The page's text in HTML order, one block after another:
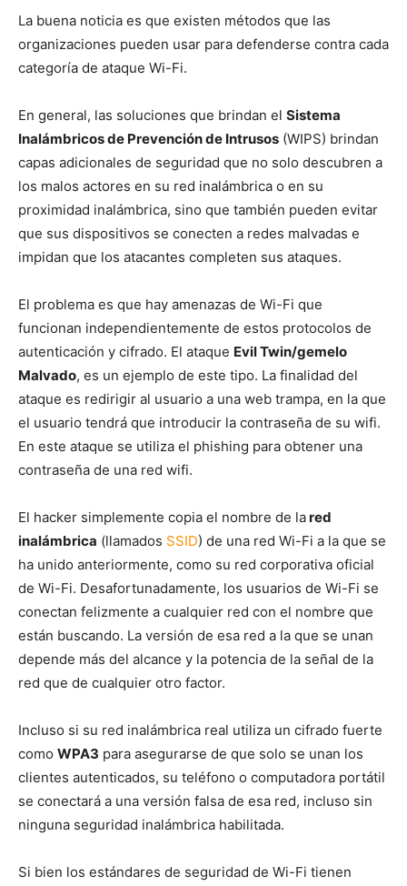
La buena noticia es que existen métodos que las
organizaciones pueden usar para defenderse contra cada
categoría de ataque Wi-Fi.
En general, las soluciones que brindan el Sistema
Inalámbricos de Prevención de Intrusos (WIPS) brindan
capas adicionales de seguridad que no solo descubren a
los malos actores en su red inalámbrica o en su
proximidad inalámbrica, sino que también pueden evitar
que sus dispositivos se conecten a redes malvadas e
impidan que los atacantes completen sus ataques.
El problema es que hay amenazas de Wi-Fi que
funcionan independientemente de estos protocolos de
autenticación y cifrado. El ataque Evil Twin/gemelo
Malvado, es un ejemplo de este tipo. La finalidad del
ataque es redirigir al usuario a una web trampa, en la que
el usuario tendrá que introducir la contraseña de su wifi.
En este ataque se utiliza el phishing para obtener una
contraseña de una red wifi.
El hacker simplemente copia el nombre de lared
inalámbrica (llamados SSID) de una red Wi-Fi a la que se
ha unido anteriormente, como su red corporativa oficial
de Wi-Fi. Desafortunadamente, los usuarios de Wi-Fi se
conectan felizmente a cualquier red con el nombre que
están buscando. La versión de esa red a la que se unan
depende más del alcance y la potencia de la señal de la
red que de cualquier otro factor.
Incluso si su red inalámbrica real utiliza un cifrado fuerte
como WPA3 para asegurarse de que solo se unan los
clientes autenticados, su teléfono o computadora portátil
se conectará a una versión falsa de esa red, incluso sin
ninguna seguridad inalámbrica habilitada.
Si bien los estándares de seguridad de Wi-Fi tienen